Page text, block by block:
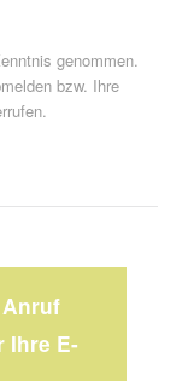
genommen.
bzw. Ihre
Ihre E-